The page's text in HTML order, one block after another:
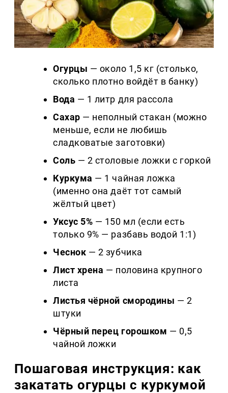
Огурцы — около 1,5 кг (столько,
сколько плотно войдёт в банку)
Вода — 1 литр для рассола
Сахар — неполный стакан (можно
меньше, если не любишь
сладковатые заготовки)
Соль — 2 столовые ложки с горкой
Куркума — 1 чайная ложка
(именно она даёт тот самый
жёлтый цвет)
Уксус 5% — 150 мл (если есть
только 9% — разбавь водой 1:1)
Чеснок — 2 зубчика
Лист хрена — половина крупного
листа
Листья чёрной смородины — 2
штуки
Чёрный перец горошком — 0,5
чайной ложки
Пошаговая инструкция: как
закатать огурцы с куркумой